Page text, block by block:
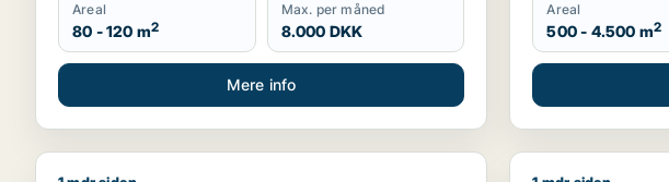
Areal
80 - 120 m2
Max. per måned
8.000 DKK
Mere info
Areal
500 - 4.500 m2